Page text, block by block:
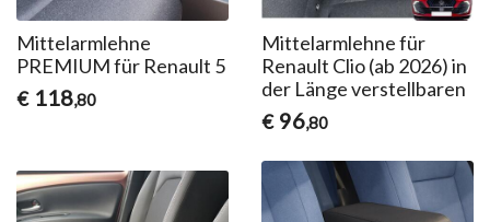
Mittelarmlehne
PREMIUM für Renault 5
€ 118,80
Mittelarmlehne für
Renault Clio (ab 2026) in
der Länge verstellbaren
€ 96,80